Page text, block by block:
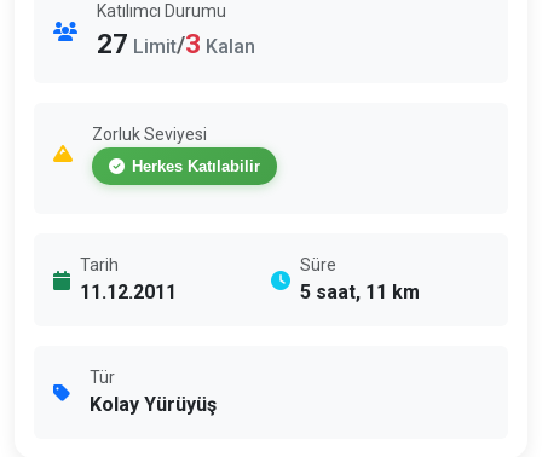
Katılımcı Durumu
27 Limit/3 Kalan
Zorluk Seviyesi
Herkes Katılabilir
Tarih
11.12.2011
Süre
5 saat, 11 km
Tür
Kolay Yürüyüş